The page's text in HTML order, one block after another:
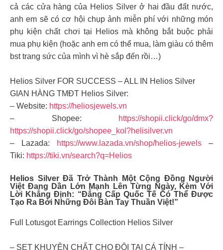
cả các cửa hàng của Helios Silver ở hai đầu đất nước,
anh em sẽ có cơ hội chụp ảnh miễn phí với những món
phụ kiện chất chơi tại Helios mà không bắt buộc phải
mua phụ kiện (hoặc anh em có thể mua, làm giàu có thêm
bst trang sức của mình vì hè sắp đến rồi…)
Helios Silver FOR SUCCESS – ALL IN Helios Silver
GIAN HÀNG TMĐT Helios Silver:
– Website: https://heliosjewels.vn
– Shopee:
https://shopii.click/go/dmx?
https://shopii.click/go/shopee_kol?helisilver.vn
– Lazada:
https://www.lazada.vn/shop/helios-jewels –
Tiki: https://tiki.vn/search?q=Helios
Helios Silver Đã Trở Thành Một Cộng Đồng Người
Việt Đang Dần Lớn Mạnh Lên Từng Ngày, Kèm Với
Lời Khẳng Định: “Đẳng Cấp Quốc Tế Có Thể Được
Tạo Ra Bởi Những Đôi Bàn Tay Thuần Việt!”
Full Lotusgot Earrings Collection Helios Silver
– SET KHUYÊN CHẤT CHO ĐÔI TAI CÁ TÍNH –